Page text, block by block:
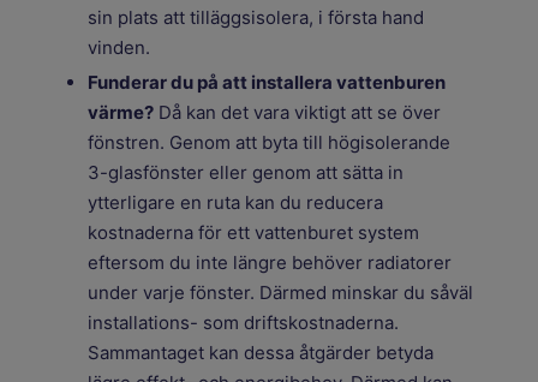
sin plats att tilläggsisolera, i första hand
vinden.
Funderar du på att installera vattenburen
värme? Då kan det vara viktigt att se över
fönstren. Genom att byta till högisolerande
3-glasfönster eller genom att sätta in
ytterligare en ruta kan du reducera
kostnaderna för ett vattenburet system
eftersom du inte längre behöver radiatorer
under varje fönster. Därmed minskar du såväl
installations- som driftskostnaderna.
Sammantaget kan dessa åtgärder betyda